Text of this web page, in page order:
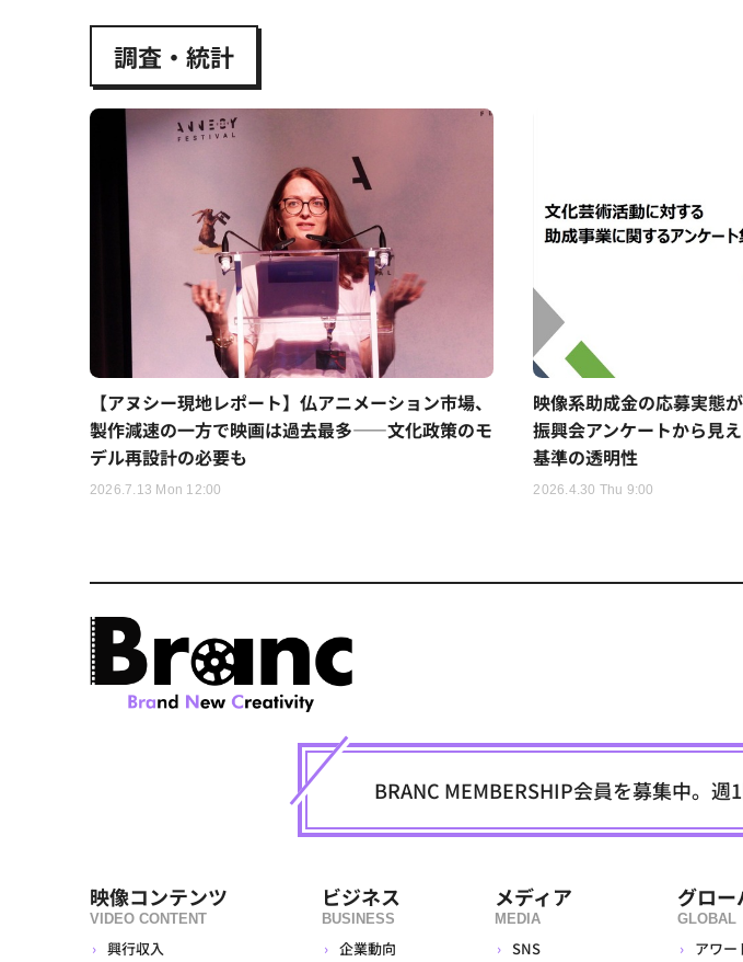
調査・統計
【アヌシー現地レポート】仏アニメーション市場、
製作減速の一方で映画は過去最多——文化政策のモ
デル再設計の必要も
2026.7.13 Mon 12:00
映像系助成金の応募実態
振興会アンケートから見
基準の透明性
2026.4.30 Thu 9:00
BRANC MEMBERSHIP会員を募集中。
映像コンテンツ
VIDEO CONTENT
興行収入
ビジネス
BUSINESS
企業動向
メディア
MEDIA
SNS
グロー
GLOBAL
アワー